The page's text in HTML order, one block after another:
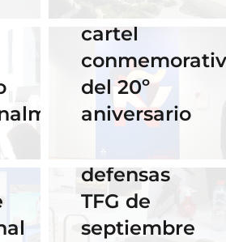
cartel
del 20º
aniversario
16 Septiembre
2025
Horario y
acceso al
streaming
de las
defensas
TFG de
septiembre